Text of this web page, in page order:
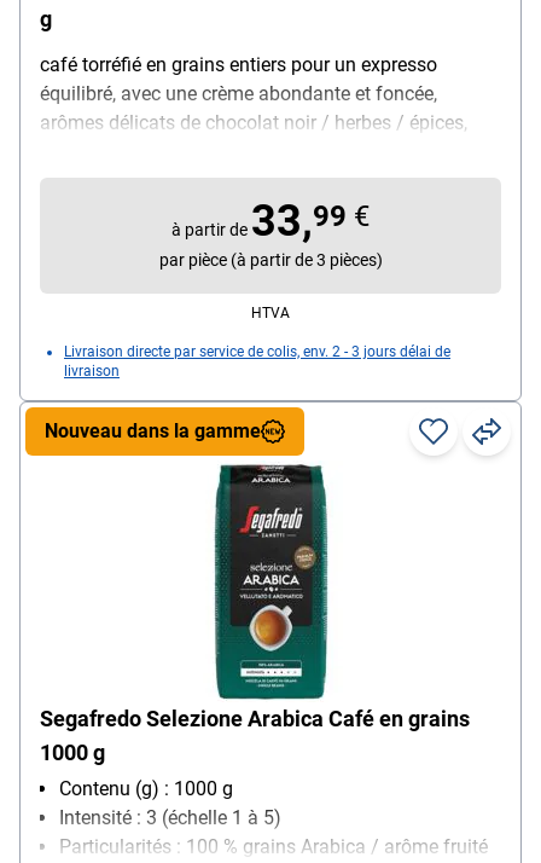
g
café torréfié en grains entiers pour un expresso
équilibré, avec une crème abondante et foncée,
arômes délicats de chocolat noir / herbes / épices,
à partir de 33,99 €
par pièce (à partir de 3 pièces)
HTVA
Livraison directe par service de colis, env. 2 - 3 jours délai de
livraison
Segafredo Selezione Arabica Café en grains
1000 g
Contenu (g) : 1000 g
Intensité : 3 (échelle 1 à 5)
Particularités : 100 % grains Arabica / arôme fruité
Nouveau dans la gamme